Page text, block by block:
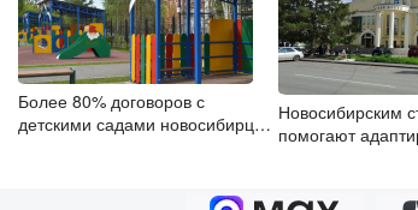
Более 80% договоров с
детскими садами новосибирцы
Новосибирским
помогают